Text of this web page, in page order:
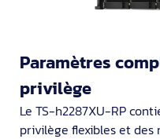
Paramètres
privilège
Le TS-h2287XU-RP
privilège flexibles et des